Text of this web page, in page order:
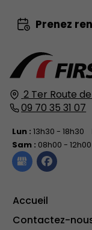
2 Ter Route
09 70 35 31 07
Lun :13h30 - 18h30
Sam : 08h00 - 12h00
Accueil
Contactez-
Prenez